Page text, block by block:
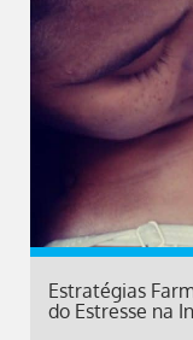
Estratégias
do Estresse na